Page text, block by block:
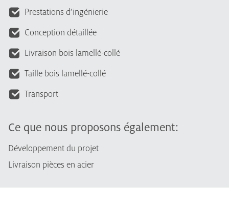
Prestations d’ingénierie
Conception détaillée
Livraison bois lamellé-collé
Taille bois lamellé-collé
Transport
Ce que nous proposons également:
Développement du projet
Livraison pièces en acier